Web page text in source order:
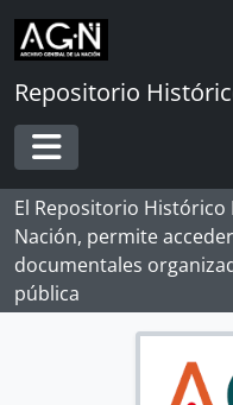
Skip to main content
Repositorio
Toggle navigation
El Repositorio Histórico
Nación, permite
documentales
pública